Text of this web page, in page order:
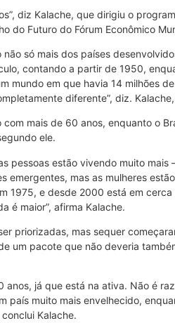
diz Kalache, que dirigiu o
do Futuro do Fórum Econômico
só mais dos países
contando a partir de 1950,
mundo em que havia 14 milhões
diferente”, diz.
mais de 60 anos, enquanto o
ele.
pessoas estão vivendo muito mais
mas as mulheres
1975, e desde 2000 está em
é maior”, afirma Kalache.
priorizadas, mas sequer
um pacote que não deveria
já que está na ativa. Não é
muito mais envelhecido,
Kalache.